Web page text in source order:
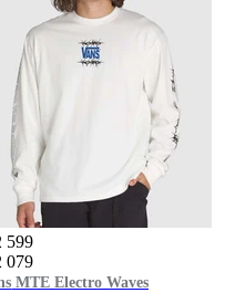
599
079
MTE Electro Waves